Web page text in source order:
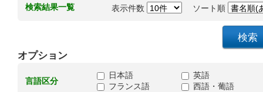
検索結果一覧 表示件数 ソート順
オプション
言語区分
日本語
英語
フランス語
西語・葡語